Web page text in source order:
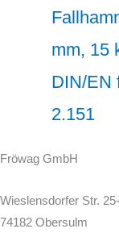
mm, 15
DIN/EN
2.151
Fröwag GmbH
Wieslensdorfer Str.
74182 Obersulm